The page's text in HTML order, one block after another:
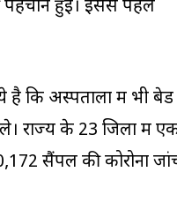
पहचान हुई। इससे पहले
है कि अस्पतालों में भी बेड
राज्य के 23 जिलों में
सैंपल की कोरोना